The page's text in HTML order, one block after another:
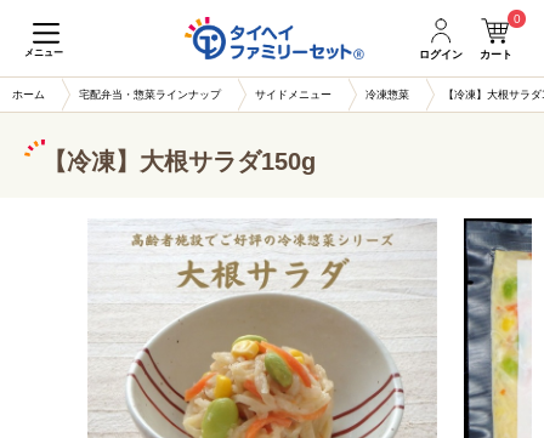
メニュー ログイン カート
0
ホーム 宅配弁当・惣菜ラインナップ サイドメニュー 冷凍惣菜 【冷凍】大根サラ
【冷凍】大根サラダ150g